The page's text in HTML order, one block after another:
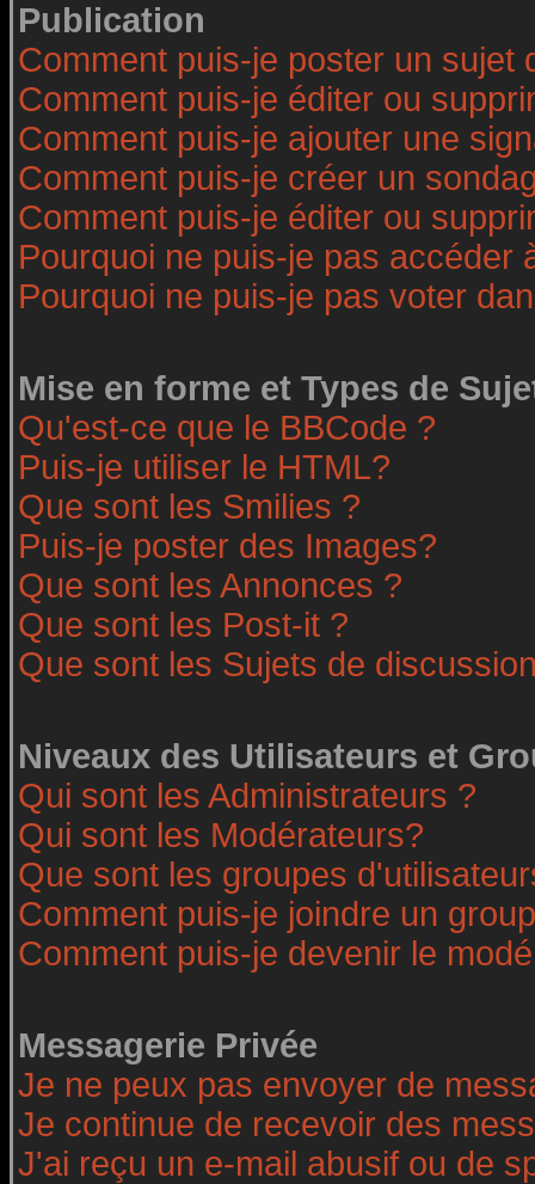
Publication
Comment puis-je poster un sujet
Comment puis-je éditer ou
Comment puis-je ajouter une
Comment puis-je créer un
Comment puis-je éditer ou
Pourquoi ne puis-je pas accéder
Pourquoi ne puis-je pas voter
Mise en forme et Types de
Qu'est-ce que le BBCode ?
Puis-je utiliser le HTML?
Que sont les Smilies ?
Puis-je poster des Images?
Que sont les Annonces ?
Que sont les Post-it ?
Que sont les Sujets de
Niveaux des Utilisateurs et
Qui sont les Administrateurs ?
Qui sont les Modérateurs?
Que sont les groupes
Comment puis-je joindre un
Comment puis-je devenir le
Messagerie Privée
Je ne peux pas envoyer de
Je continue de recevoir des
J'ai reçu un e-mail abusif ou de